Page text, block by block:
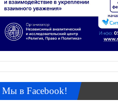
Мы в Facebook!